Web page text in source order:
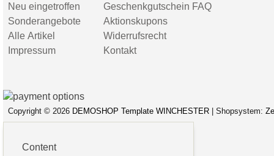
Neu eingetroffen
Sonderangebote
Alle Artikel
Impressum
Geschenkgutschein FAQ
Aktionskupons
Widerrufsrecht
Kontakt
Copyright © 2026 DEMOSHOP Template WINCHESTER | Shopsystem:
Content